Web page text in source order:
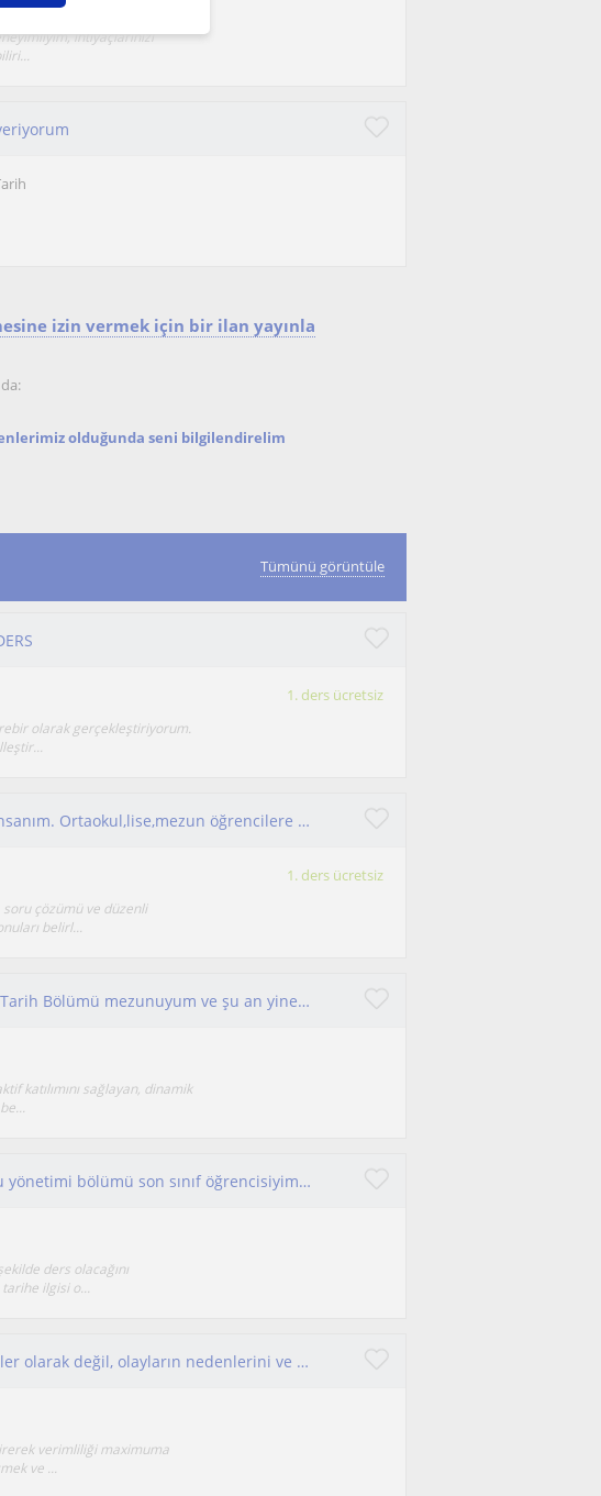
ihtiyaçlarınızı
izin vermek için bir ilan yayınla
olduğunda seni bilgilendirelim
Tümünü görüntüle
1. ders ücretsiz
olarak gerçekleştiriyorum.
Özverili, disiplinli ve sabırlı bir insanım. Ortaokul,lise,mezun öğrencilere hitap ediyorum
1. ders ücretsiz
soru çözümü ve düzenli
belirl...
Merhabalar, ​Ankara Üniversitesi Tarih Bölümü mezunuyum ve şu an yine Ankara Üniversitesi Türk İnkılap Tarihi Enstitüsü’nde yüksek
katılımını sağlayan, dinamik
Tarih dersinde başarlıyım. Kamu yönetimi bölümü son sınıf öğrencisiyim. Ortaokul ve lise düzeyindeki arkadaşlarla ilgileniyorum.
ders olacağını
ilgisi o...
Tarihi sadece ezberlenecek bilgiler olarak değil, olayların nedenlerini ve sonuçlarını anlayarak öğrenmek istemez miyiz?
verimliliği maximuma
ve ...